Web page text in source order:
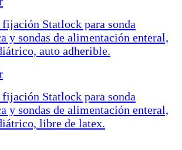
fijación Statlock para sonda
y sondas de alimentación enteral,
auto adherible.
fijación Statlock para sonda
y sondas de alimentación enteral,
libre de latex.